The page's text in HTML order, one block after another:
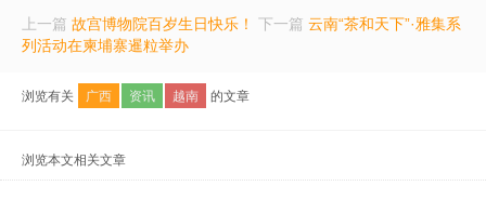
上一篇 故宫博物院百岁生日快乐！ 下一篇 云南“茶和天下”·雅集系
列活动在柬埔寨暹粒举办
浏览有关 广西 资讯 越南 的文章
浏览本文相关文章